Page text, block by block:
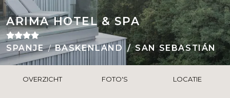
ARIMA HOTEL & SPA
SPANJE BASKENLAND SAN SEBASTIÁN
OVERZICHT FOTO'S LOCATIE